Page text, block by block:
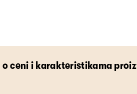
ceni i karakteristikama